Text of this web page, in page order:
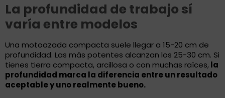
La profundidad de trabajo sí
varía entre modelos
Una motoazada compacta suele llegar a 15-20 cm de
profundidad. Las más potentes alcanzan los 25-30 cm. Si
tienes tierra compacta, arcillosa o con muchas raíces,la
profundidad marca la diferencia entre un resultado
aceptable y uno realmente bueno.